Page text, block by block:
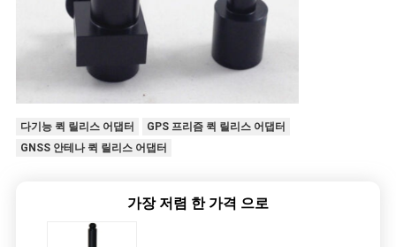
다기능 퀵 릴리스 어댑터
GPS 프리즘 퀵 릴리스 어댑터
GNSS 안테나 퀵 릴리스 어댑터
가장 저렴 한 가격 으로